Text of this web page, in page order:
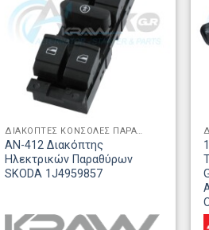
ΔΙΑΚΟΠΤΕΣ ΚΟΝΣΟΛΕΣ ΠΑΡΑΘΥΡΩΝ
AN-412 Διακόπτης
Ηλεκτρικών Παραθύρων
SKODA 1J4959857